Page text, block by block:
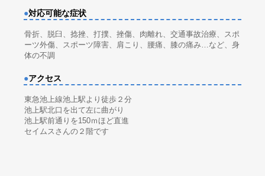
●対応可能な症状
骨折、脱臼、捻挫、打撲、挫傷、肉離れ、交通事故治療、スポ
ーツ外傷、スポーツ障害、肩こり、腰痛、膝の痛み…など、身
体の不調
●アクセス
東急池上線池上駅より徒歩２分
池上駅北口を出て左に曲がり
池上駅前通りを150ｍほど直進
セイムスさんの２階です